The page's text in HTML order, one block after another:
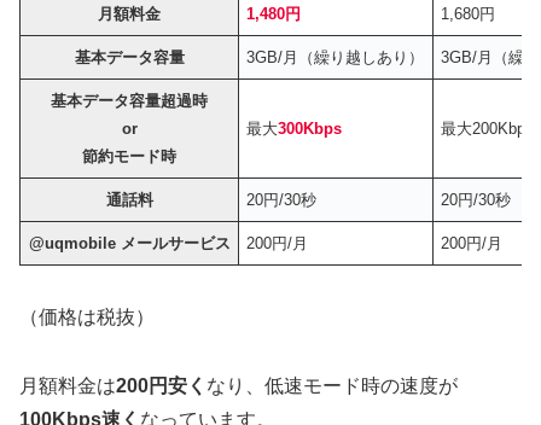
月額料金 1,480円 1,680円
基本データ容量 3GB/月（繰り越しあり） 3GB/月（繰
基本データ容量超過時
or
節約モード時
最大300Kbps 最大200Kbps
通話料 20円/30秒 20円/30秒
@uqmobile メールサービス 200円/月 200円/月
（価格は税抜）
月額料金は200円安く なり、低速モード時の速度が
100Kbps速く なっています。